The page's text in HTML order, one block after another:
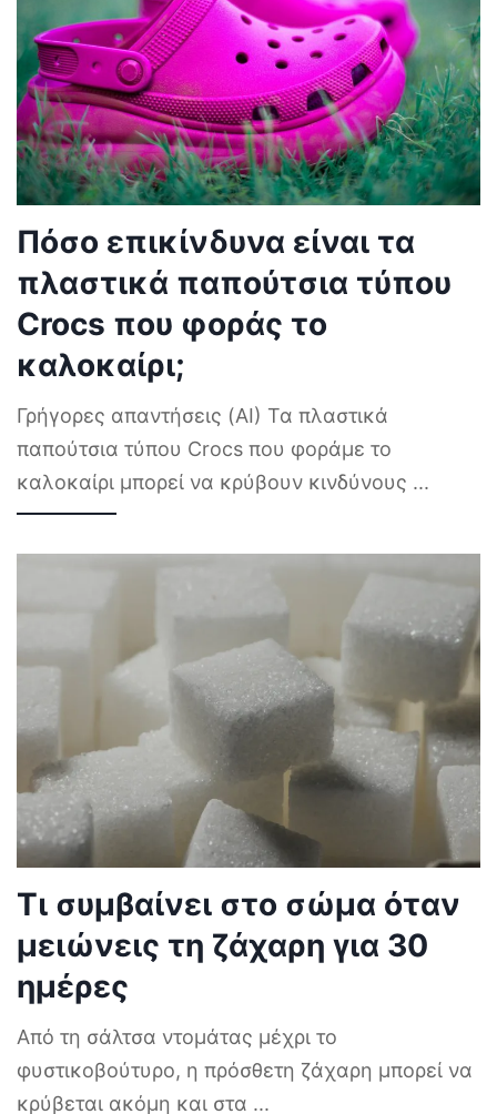
Πόσο επικίνδυνα είναι τα
πλαστικά παπούτσια τύπου
Crocs που φοράς το
καλοκαίρι;
Γρήγορες απαντήσεις (AI) Τα πλαστικά
παπούτσια τύπου Crocs που φοράμε το
καλοκαίρι μπορεί να κρύβουν κινδύνους ...
Τι συμβαίνει στο σώμα όταν
μειώνεις τη ζάχαρη για 30
ημέρες
Από τη σάλτσα ντομάτας μέχρι το
φυστικοβούτυρο, η πρόσθετη ζάχαρη μπορεί να
κρύβεται ακόμη και στα ...